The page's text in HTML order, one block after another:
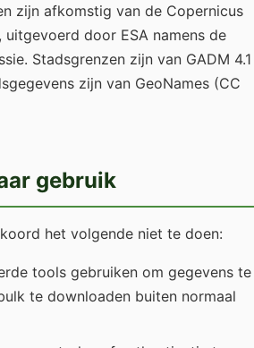
zijn afkomstig van de Copernicus
uitgevoerd door ESA namens de
Stadsgrenzen zijn van GADM 4.1
zijn van GeoNames (CC
gebruik
het volgende niet te doen:
tools gebruiken om gegevens te
te downloaden buiten normaal